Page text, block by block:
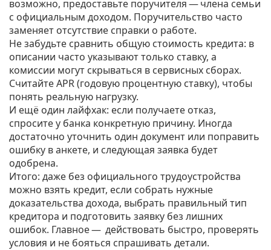
возможно, предоставьте поручителя — члена семьи
с официальным доходом. Поручительство часто
заменяет отсутствие справки о работе.
Не забудьте сравнить общую стоимость кредита: в
описании часто указывают только ставку, а
комиссии могут скрываться в сервисных сборах.
Считайте APR (годовую процентную ставку), чтобы
понять реальную нагрузку.
И ещё один лайфхак: если получаете отказ,
спросите у банка конкретную причину. Иногда
достаточно уточнить один документ или поправить
ошибку в анкете, и следующая заявка будет
одобрена.
Итого: даже без официального трудоустройства
можно взять кредит, если собрать нужные
доказательства дохода, выбрать правильный тип
кредитора и подготовить заявку без лишних
ошибок. Главное — действовать быстро, проверять
условия и не бояться спрашивать детали.